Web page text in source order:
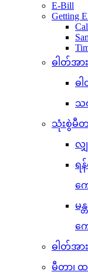
E-Bill
Getting
ဓါတ်အာ
ဓါ
သ
သုံးစွဲမီတ
လ
ရ
ကေ
မ
ကေ
ဓါတ်အာ
မီတာ၊